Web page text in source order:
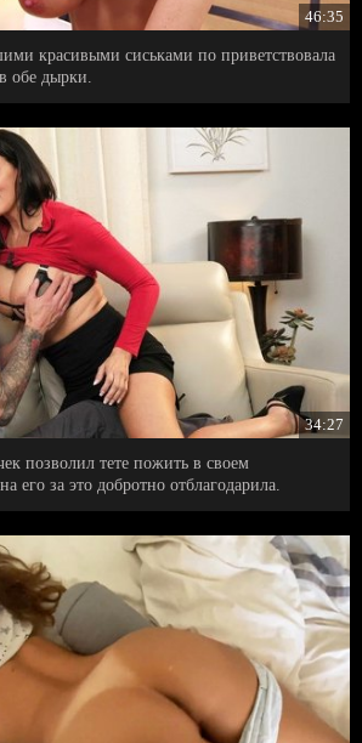
46:35
красивыми сиськами по приветствовала
обе дырки.
34:27
позволил тете пожить в своем
его за это добротно отблагодарила.